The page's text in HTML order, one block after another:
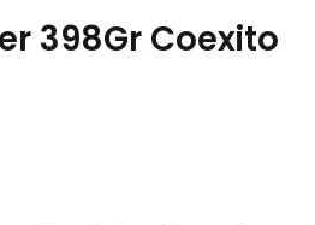
398Gr Coexito